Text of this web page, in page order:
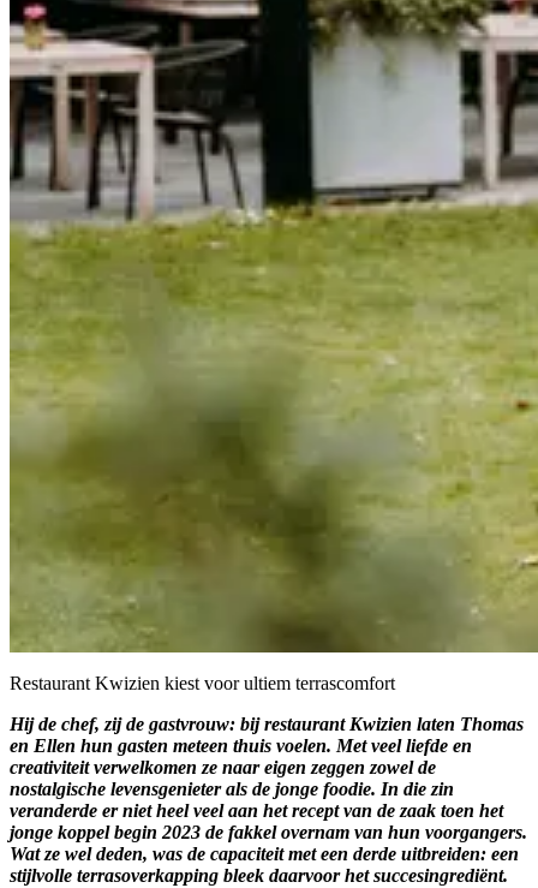
Restaurant Kwizien kiest voor ultiem terrascomfort
Hij de chef, zij de gastvrouw: bij restaurant Kwizien laten Thomas
en Ellen hun gasten meteen thuis voelen. Met veel liefde en
creativiteit verwelkomen ze naar eigen zeggen zowel de
nostalgische levensgenieter als de jonge foodie. In die zin
veranderde er niet heel veel aan het recept van de zaak toen het
jonge koppel begin 2023 de fakkel overnam van hun voorgangers.
Wat ze wel deden, was de capaciteit met een derde uitbreiden: een
stijlvolle terrasoverkapping bleek daarvoor het succesingrediënt.